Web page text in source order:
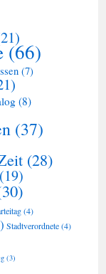
(66)
(7)
(8)
(37)
(28)
(19)
(4)
Stadtverordnete(4)
(3)